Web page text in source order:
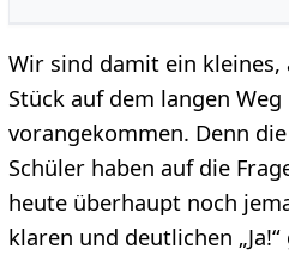
Wir sind damit ein
Stück auf dem langen
vorangekommen. Denn
Schüler haben auf die
heute überhaupt noch
klaren und deutlichen